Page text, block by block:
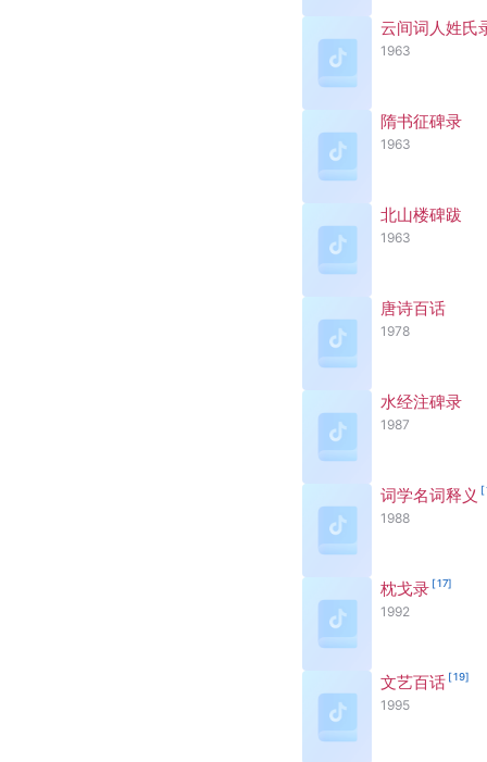
云间词人姓氏
1963
隋书征碑录
1963
北山楼碑跋
1963
唐诗百话
1978
水经注碑录
1987
词学名词释义 [
1988
枕戈录 [17]
1992
文艺百话 [19]
1995